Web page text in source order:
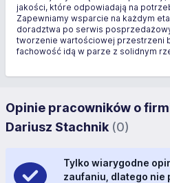
jakości, które odpowiadają na
Zapewniamy wsparcie na każdym
doradztwa po serwis
tworzenie wartościowej przestrzeni
fachowość idą w parze z solidnym
Opinie pracowników o
Dariusz Stachnik (0)
Tylko wiarygodne
zaufaniu, dlatego nie